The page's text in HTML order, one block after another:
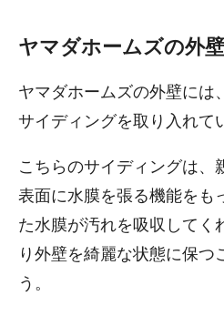
ヤマダホームズの外壁
ヤマダホームズの外壁には
サイディングを取り入れて
こちらのサイディングは、
表面に水膜を張る機能をも
た水膜が汚れを吸収してく
り外壁を綺麗な状態に保つ
う。